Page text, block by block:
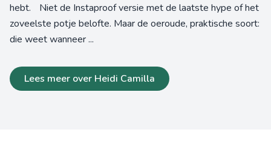
hebt. Niet de Instaproof versie met de laatste hype of het
zoveelste potje belofte. Maar de oeroude, praktische soort:
die weet wanneer ...
Lees meer over Heidi Camilla